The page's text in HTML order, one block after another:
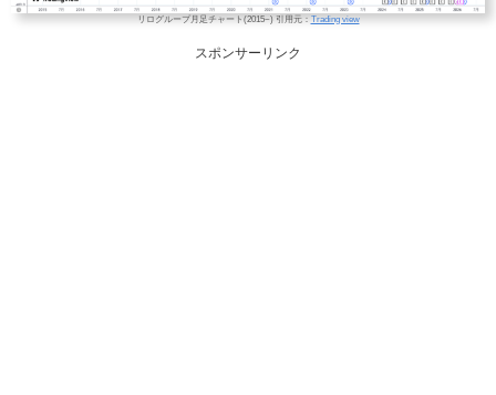
リログループ月足チャート(2015~) 引用元： Trading view
スポンサーリンク